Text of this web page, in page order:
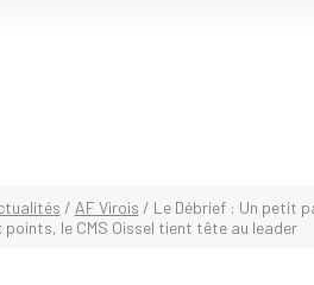
/ AF Virois / Le Débrief : Un petit
points, le CMS Oissel tient tête au leader